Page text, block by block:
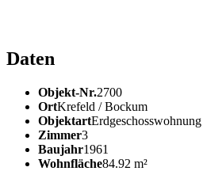
Daten
Objekt-Nr.2700
OrtKrefeld / Bockum
ObjektartErdgeschosswohnung
Zimmer3
Baujahr1961
Wohnfläche84.92 m²